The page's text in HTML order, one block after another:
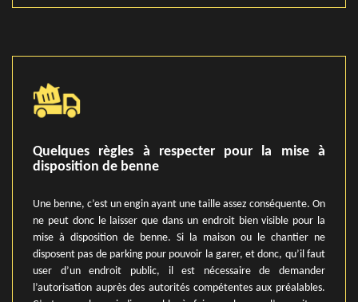
Quelques règles à respecter pour la mise à
disposition de benne
Une benne, c’est un engin ayant une taille assez conséquente. On
ne peut donc le laisser que dans un endroit bien visible pour la
mise à disposition de benne. Si la maison ou le chantier ne
disposent pas de parking pour pouvoir la garer, et donc, qu’il faut
user d’un endroit public, il est nécessaire de demander
l’autorisation auprès des autorités compétentes aux préalables.